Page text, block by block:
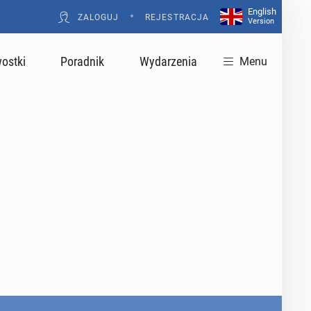
ZALOGUJ • REJESTRACJA
English
Version
Poradnik Wydarzenia Menu